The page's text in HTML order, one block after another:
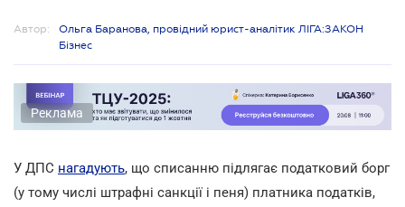
Автор:
Ольга Баранова, провідний юрист-аналітик ЛІГА:ЗАКОН
Бізнес
Реклама
У ДПС нагадують, що списанню підлягає податковий борг
(у тому числі штрафні санкції і пеня) платника податків,